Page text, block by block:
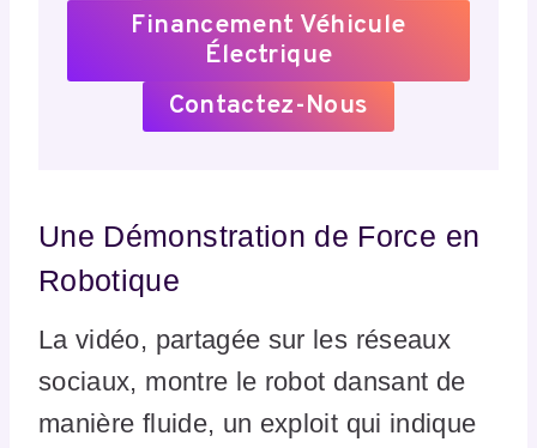
Financement Véhicule
Électrique
Contactez-Nous
Une Démonstration de Force en
Robotique
La vidéo, partagée sur les réseaux
sociaux, montre le robot dansant de
manière fluide, un exploit qui indique